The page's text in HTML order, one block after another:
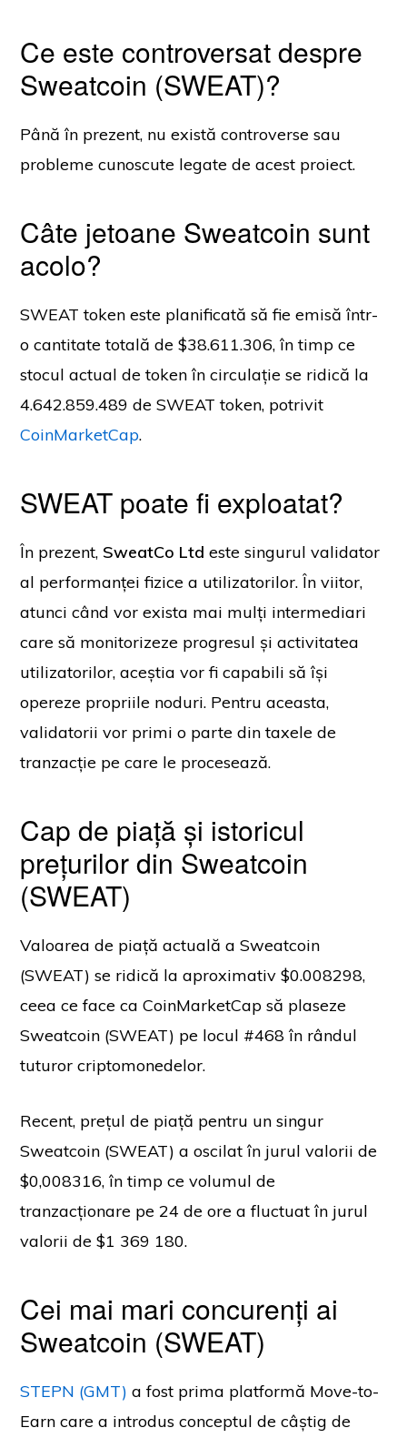
Ce este controversat despre
Sweatcoin (SWEAT)?
Până în prezent, nu există controverse sau
probleme cunoscute legate de acest proiect.
Câte jetoane Sweatcoin sunt
acolo?
SWEAT token este planificată să fie emisă într-
o cantitate totală de $38.611.306, în timp ce
stocul actual de token în circulație se ridică la
4.642.859.489 de SWEAT token, potrivit
CoinMarketCap.
SWEAT poate fi exploatat?
În prezent, SweatCo Ltd este singurul validator
al performanței fizice a utilizatorilor. În viitor,
atunci când vor exista mai mulți intermediari
care să monitorizeze progresul și activitatea
utilizatorilor, aceștia vor fi capabili să își
opereze propriile noduri. Pentru aceasta,
validatorii vor primi o parte din taxele de
tranzacție pe care le procesează.
Cap de piață și istoricul
prețurilor din Sweatcoin
(SWEAT)
Valoarea de piață actuală a Sweatcoin
(SWEAT) se ridică la aproximativ $0.008298,
ceea ce face ca CoinMarketCap să plaseze
Sweatcoin (SWEAT) pe locul #468 în rândul
tuturor criptomonedelor.
Recent, prețul de piață pentru un singur
Sweatcoin (SWEAT) a oscilat în jurul valorii de
$0,008316, în timp ce volumul de
tranzacționare pe 24 de ore a fluctuat în jurul
valorii de $1 369 180.
Cei mai mari concurenți ai
Sweatcoin (SWEAT)
STEPN (GMT) a fost prima platformă Move-to-
Earn care a introdus conceptul de câștig de